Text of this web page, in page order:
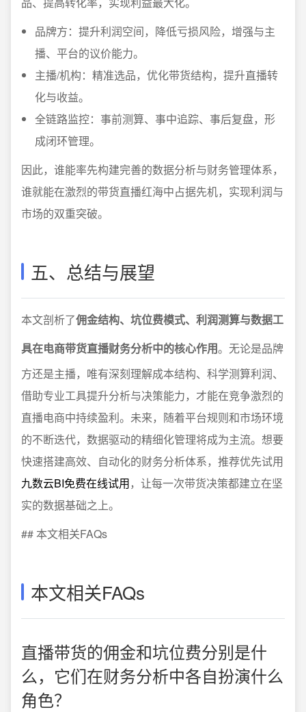
品牌方：提升利润空间，降低亏损风险，增强与主
播、平台的议价能力。
主播/机构：精准选品，优化带货结构，提升直播转
化与收益。
全链路监控：事前测算、事中追踪、事后复盘，形
成闭环管理。
因此，谁能率先构建完善的数据分析与财务管理体系，
谁就能在激烈的带货直播红海中占据先机，实现利润与
市场的双重突破。
五、总结与展望
本文剖析了佣金结构、坑位费模式、利润测算与数据工
具在电商带货直播财务分析中的核心作用。无论是品牌
方还是主播，唯有深刻理解成本结构、科学测算利润、
借助专业工具提升分析与决策能力，才能在竞争激烈的
直播电商中持续盈利。未来，随着平台规则和市场环境
的不断迭代，数据驱动的精细化管理将成为主流。想要
快速搭建高效、自动化的财务分析体系，推荐优先试用
九数云BI免费在线试用，让每一次带货决策都建立在坚
实的数据基础之上。
## 本文相关FAQs
本文相关FAQs
直播带货的佣金和坑位费分别是什
么，它们在财务分析中各自扮演什么
角色？